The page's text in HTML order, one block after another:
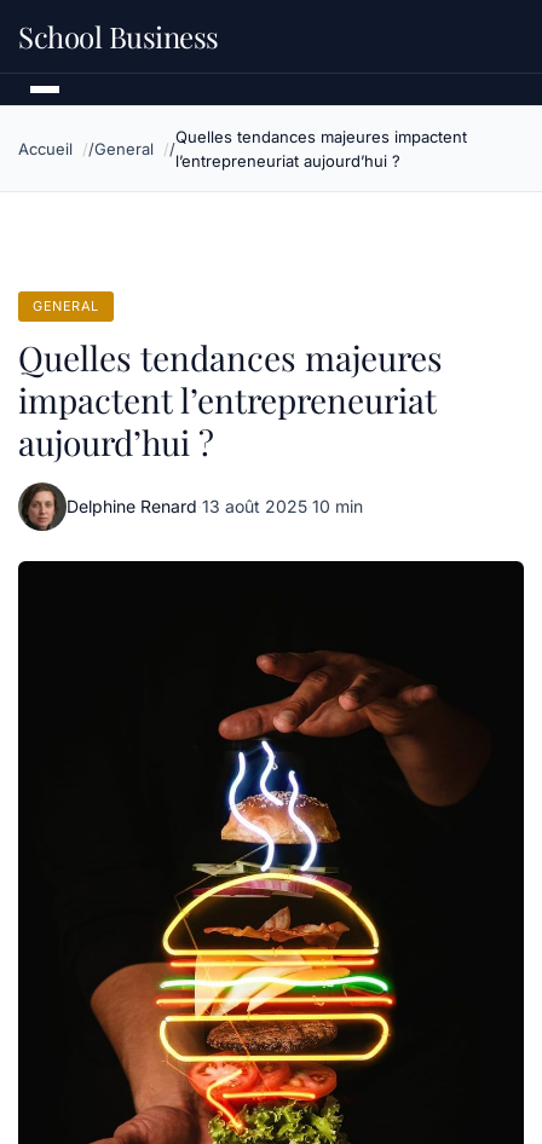
School Business
Accueil General
Quelles tendances majeures impactent
l’entrepreneuriat aujourd’hui ?
GENERAL
Quelles tendances majeures
impactent l’entrepreneuriat
aujourd’hui ?
Delphine Renard·13 août 2025·10 min